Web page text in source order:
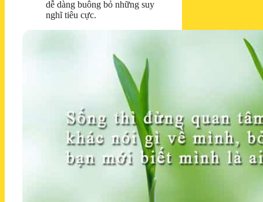
dễ dàng buông bỏ những suy
nghĩ tiêu cực.